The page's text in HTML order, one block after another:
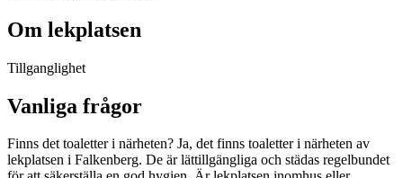
Om lekplatsen
Tillganglighet
Vanliga frågor
Finns det toaletter i närheten? Ja, det finns toaletter i närheten av
lekplatsen i Falkenberg. De är lättillgängliga och städas regelbundet